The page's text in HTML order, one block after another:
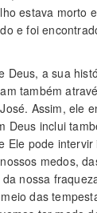
estava morto
e foi
Deus, a sua
também
Assim, ele
Deus inclui
Ele pode intervir
medos,
nossa
das